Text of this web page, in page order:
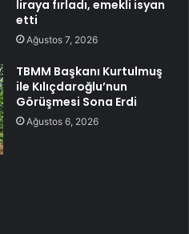
liraya fırladı, emekli isyan
etti
Ağustos 7, 2026
TBMM Başkanı Kurtulmuş
ile Kılıçdaroğlu’nun
Görüşmesi Sona Erdi
Ağustos 6, 2026